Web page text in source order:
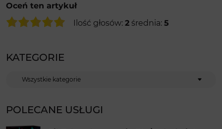
Oceń ten artykuł
Ilość głosów: 2 średnia: 5
KATEGORIE
Kategorie
POLECANE USŁUGI